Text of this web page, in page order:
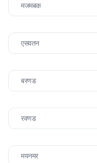
मजमबक
एसवतन
बरणड
रवणड
मयनमर